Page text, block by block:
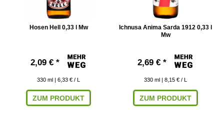
Hosen Hell 0,33 l Mw
2,09 € *
330 ml | 6,33 € / L
ZUM PRODUKT
Ichnusa Anima Sarda 1912 0,33 l
Mw
2,69 € *
330 ml | 8,15 € / L
ZUM PRODUKT